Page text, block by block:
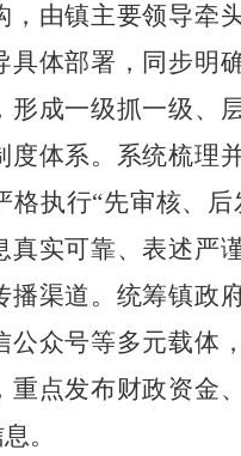
，由镇主要领导牵
具体部署，同步明
形成一级抓一级、
度体系。系统梳理
格执行“先审核、
真实可靠、表述严
播渠道。统筹镇政
公众号等多元载体
重点发布财政资金
。